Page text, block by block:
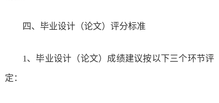
四、毕业设计（论文）评分标准
1、毕业设计（论文）成绩建议按以下三个环节评
定：